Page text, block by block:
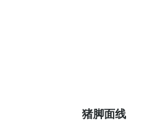
猪脚面线